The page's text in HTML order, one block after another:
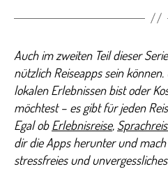
Auch im zweiten Teil dieser
nützlich Reiseapps sein
lokalen Erlebnissen bist oder
möchtest – es gibt für jeden
Egal obErlebnisreise,
dir die Apps herunter und
stressfreies und